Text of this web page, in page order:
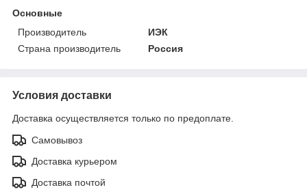
Основные
Производитель
ИЭК
Страна производитель
Россия
Условия доставки
Доставка осуществляется только по предоплате.
Самовывоз
Доставка курьером
Доставка почтой